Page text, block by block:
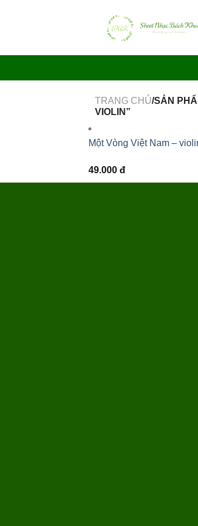
TRANG CHỦ/SẢN
VIOLIN”
Một Vòng Việt Nam –
49.000 đ